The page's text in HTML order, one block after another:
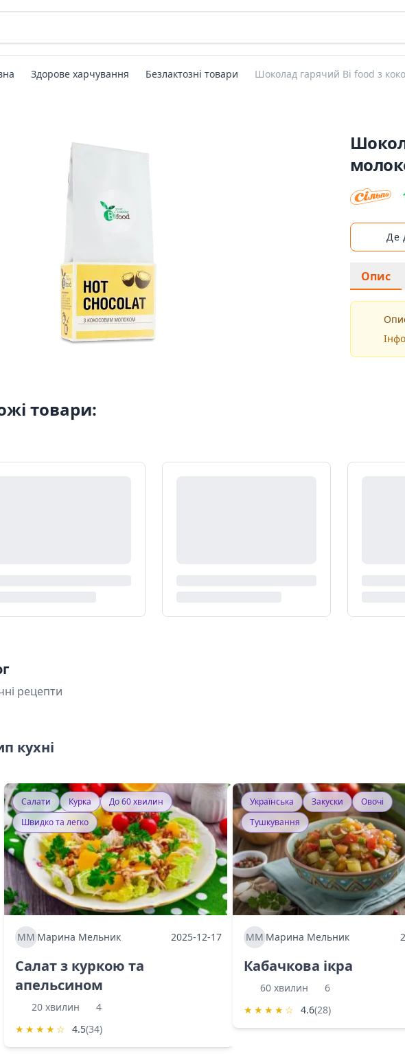
Здорове харчування Безлактозні товари Шоколад гарячий Bi food з
Де
Опис
товари:
рецепти
кухні
Салати Курка
До 60 хвилин
Швидко та легко
ММ Марина Мельник 2025-12-17
Салат з куркою та
апельсином
20 хвилин
4
★ ★ ★ ★ ☆ 4.5(34)
Українська Закуски
Овочі
Тушкування
ММ Марина Мельник
Кабачкова ікра
60 хвилин
6
★ ★ ★ ★ ☆ 4.6(28)